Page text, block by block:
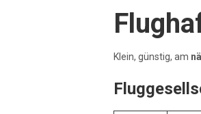
Klein, günstig, am